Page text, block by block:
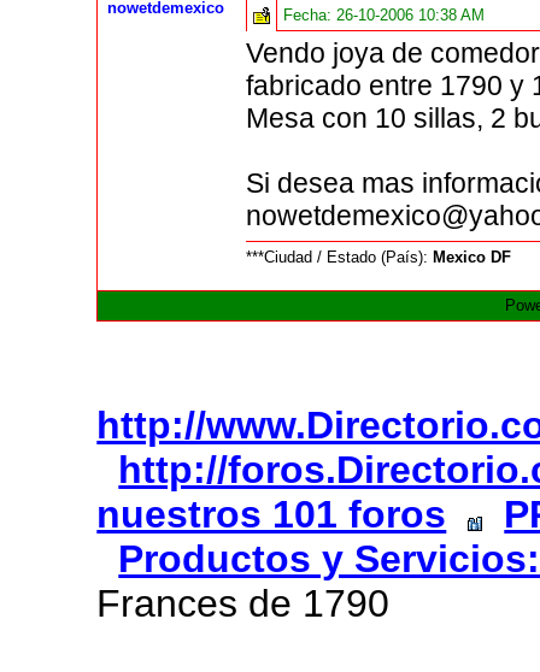
nowetdemexico Fecha:26-10-2006 10:38 AM
Vendo joya de
fabricado entre 1790 y
Mesa con 10 sillas, 2
Si desea mas
***Ciudad / Estado (País): Mexico DF
http://
http://
nuestros 101 foros
Productos y
Frances de 1790